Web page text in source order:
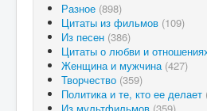
Разное (898)
Цитаты из фильмов (109)
Из песен (386)
Цитаты о любви и
Женщина и мужчина (427)
Творчество (359)
Политика и те, кто ее делает